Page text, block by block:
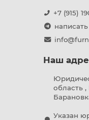
+7 (915)
Наш
область
Указан